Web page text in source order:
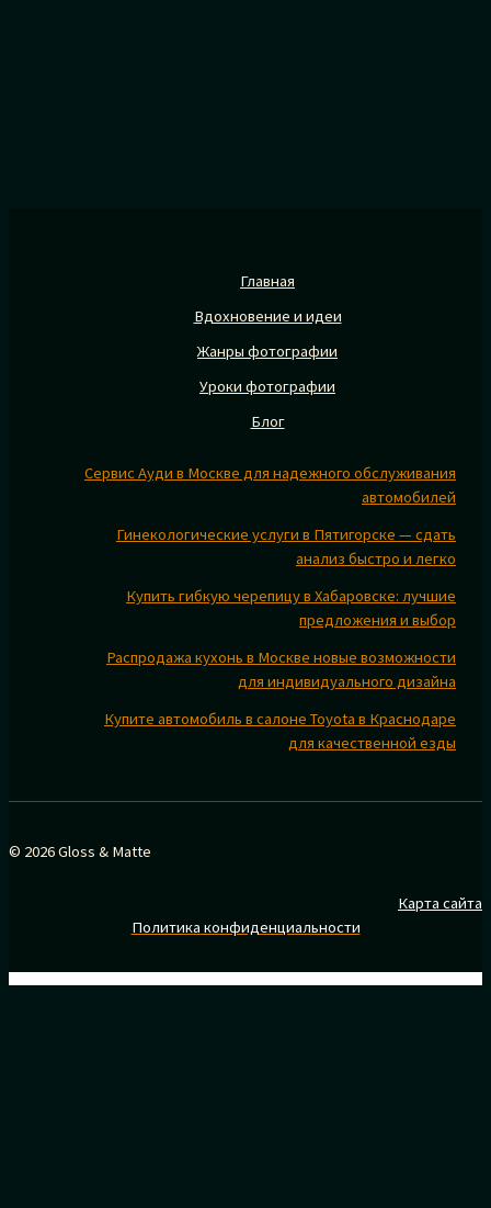
Главная
Вдохновение и идеи
Жанры фотографии
Уроки фотографии
Блог
Сервис Ауди в Москве для надежного обслуживания
автомобилей
Гинекологические услуги в Пятигорске — сдать
анализ быстро и легко
Купить гибкую черепицу в Хабаровске: лучшие
предложения и выбор
Распродажа кухонь в Москве новые возможности
для индивидуального дизайна
Купите автомобиль в салоне Toyota в Краснодаре
для качественной езды
© 2026 Gloss & Matte
Карта сайта
Политика конфиденциальности